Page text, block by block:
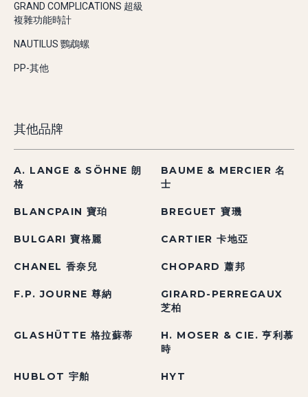
GRAND COMPLICATIONS 超級
複雜功能時計
NAUTILUS 鸚鵡螺
PP-其他
其他品牌
A. LANGE & SÖHNE 朗
格
BAUME & MERCIER 名
士
BLANCPAIN 寶珀 BREGUET 寶璣
BULGARI 寶格麗 CARTIER 卡地亞
CHANEL 香奈兒 CHOPARD 蕭邦
F.P. JOURNE 尊納
GIRARD-PERREGAUX
芝柏
GLASHÜTTE 格拉蘇蒂
H. MOSER & CIE. 亨利慕
時
HUBLOT 宇舶 HYT